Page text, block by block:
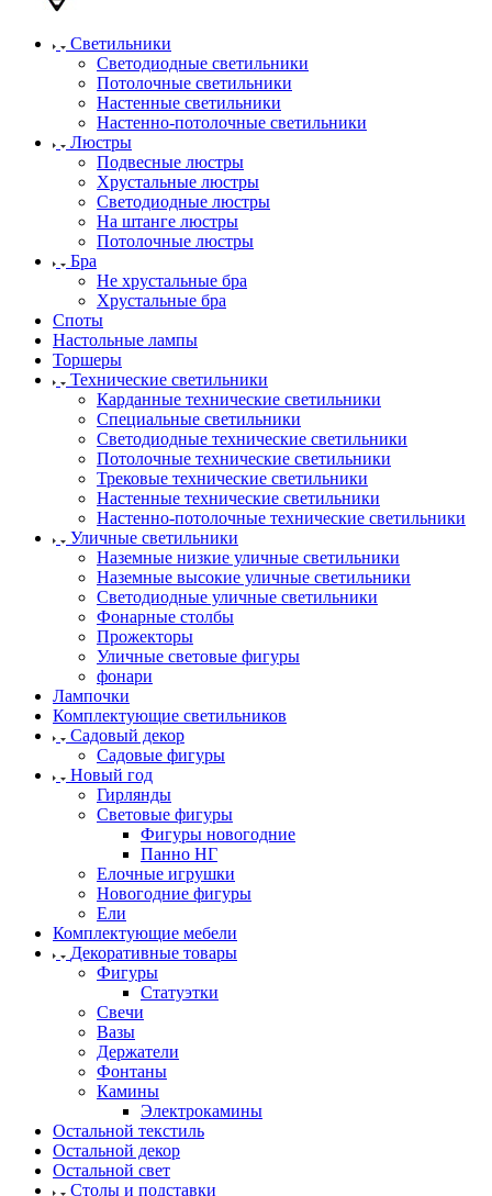
Светильники
Светодиодные светильники
Потолочные светильники
Настенные светильники
Настенно-потолочные светильники
Люстры
Подвесные люстры
Хрустальные люстры
Светодиодные люстры
На штанге люстры
Потолочные люстры
Бра
Не хрустальные бра
Хрустальные бра
Споты
Настольные лампы
Торшеры
Технические светильники
Карданные технические светильники
Специальные светильники
Светодиодные технические светильники
Потолочные технические светильники
Трековые технические светильники
Настенные технические светильники
Настенно-потолочные технические светильники
Уличные светильники
Наземные низкие уличные светильники
Наземные высокие уличные светильники
Светодиодные уличные светильники
Фонарные столбы
Прожекторы
Уличные световые фигуры
фонари
Лампочки
Комплектующие светильников
Садовый декор
Садовые фигуры
Новый год
Гирлянды
Световые фигуры
Фигуры новогодние
Панно НГ
Елочные игрушки
Новогодние фигуры
Ели
Комплектующие мебели
Декоративные товары
Фигуры
Статуэтки
Свечи
Вазы
Держатели
Фонтаны
Камины
Электрокамины
Остальной текстиль
Остальной декор
Остальной свет
Столы и подставки